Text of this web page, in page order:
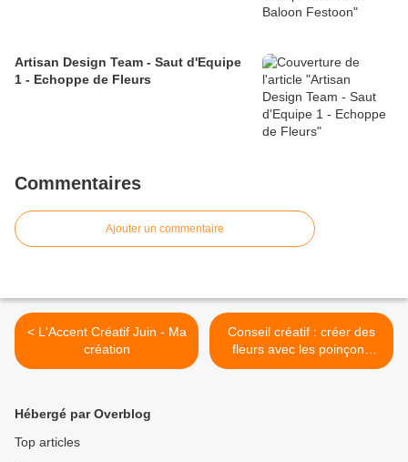
Artisan Design Team - Saut d'Equipe
1 - Echoppe de Fleurs
Commentaires
Ajouter un commentaire
< L'Accent Créatif Juin - Ma
création
Conseil créatif : créer des
fleurs avec les poinçons
Fleurs Festonnées >
Hébergé par Overblog
Top articles